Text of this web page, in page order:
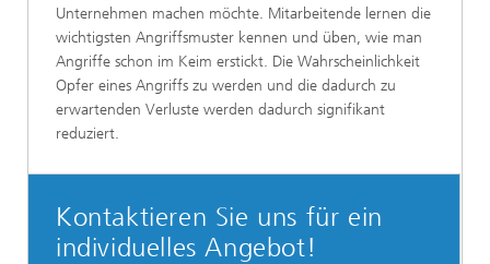
Unternehmen machen möchte. Mitarbeitende lernen die
wichtigsten Angriffsmuster kennen und üben, wie man
Angriffe schon im Keim erstickt. Die Wahrscheinlichkeit
Opfer eines Angriffs zu werden und die dadurch zu
erwartenden Verluste werden dadurch signifikant
reduziert.
Kontaktieren Sie uns für ein
individuelles Angebot!